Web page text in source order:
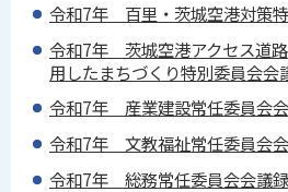
令和7年 百里・茨城空港対策
令和7年 茨城空港アクセス道
用したまちづくり特別委員会会
令和7年 産業建設常任委員会
令和7年 文教福祉常任委員会
令和7年 総務常任委員会会議録